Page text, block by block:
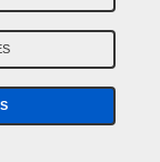
4798)